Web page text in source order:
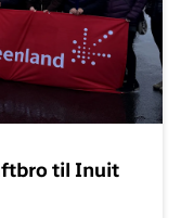
til Inuit